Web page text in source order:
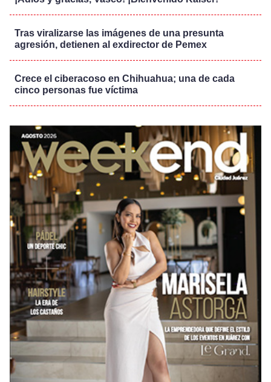
Tras viralizarse las imágenes de una presunta
agresión, detienen al exdirector de Pemex
Crece el ciberacoso en Chihuahua; una de cada
cinco personas fue víctima